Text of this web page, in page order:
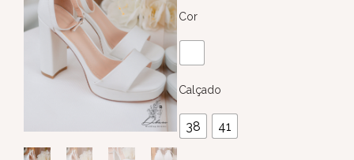
Cor
Calçado
38 41